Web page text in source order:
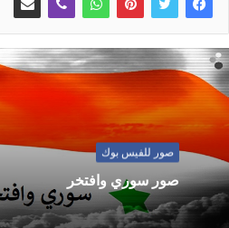
صور للفيس بوك
صور سوري وافتخر